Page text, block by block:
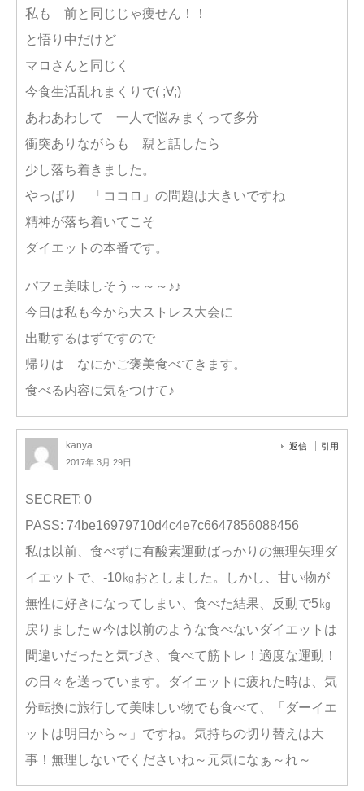
私も 前と同じじゃ痩せん！！
と悟り中だけど
マロさんと同じく
今食生活乱れまくりで( ;∀;)
あわあわして 一人で悩みまくって多分
衝突ありながらも 親と話したら
少し落ち着きました。
やっぱり 「ココロ」の問題は大きいですね
精神が落ち着いてこそ
ダイエットの本番です。
パフェ美味しそう～～～♪♪
今日は私も今から大ストレス大会に
出動するはずですので
帰りは なにかご褒美食べてきます。
食べる内容に気をつけて♪
kanya
2017年 3月 29日
返信 引用
SECRET: 0
PASS: 74be16979710d4c4e7c6647856088456
私は以前、食べずに有酸素運動ばっかりの無理矢理ダ
イエットで、-10㎏おとしました。しかし、甘い物が
無性に好きになってしまい、食べた結果、反動で5㎏
戻りましたｗ今は以前のような食べないダイエットは
間違いだったと気づき、食べて筋トレ！適度な運動！
の日々を送っています。ダイエットに疲れた時は、気
分転換に旅行して美味しい物でも食べて、「ダーイエ
ットは明日から～」ですね。気持ちの切り替えは大
事！無理しないでくださいね～元気になぁ～れ～